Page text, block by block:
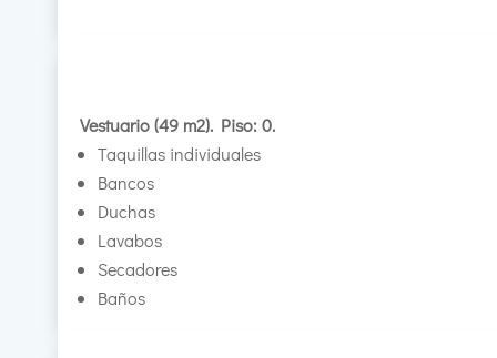
Vestuario (49 m2). Piso: 0.
Taquillas individuales
Bancos
Duchas
Lavabos
Secadores
Baños